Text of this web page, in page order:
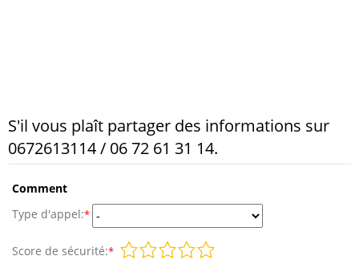
S'il vous plaît partager des informations sur
0672613114 / 06 72 61 31 14.
Comment
Type d'appel:*
Score de sécurité:*